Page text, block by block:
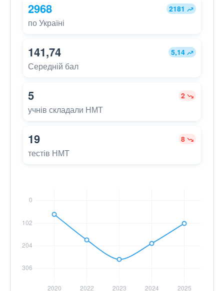
2968 2181
по Україні
141,74 5,14
Середній бал
5 2
учнів складали НМТ
19 8
тестів НМТ